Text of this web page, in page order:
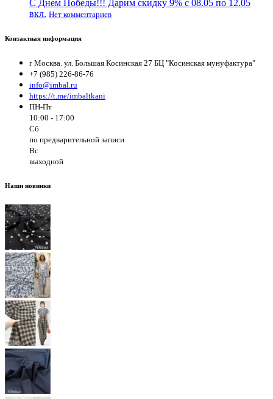
С Днем Победы!!! Дарим скидку 9% с 08.05 по 12.05
вкл. Нет комментариев
Контактная информация
г Москва. ул. Большая Косинская 27 БЦ "Косинская мунуфактура"
+7 (985) 226-86-76
info@imbal.ru
https://t.me/imbaltkani
ПН-Пт
10:00 - 17:00
Сб
по предварительной записи
Вс
выходной
Наши новинки